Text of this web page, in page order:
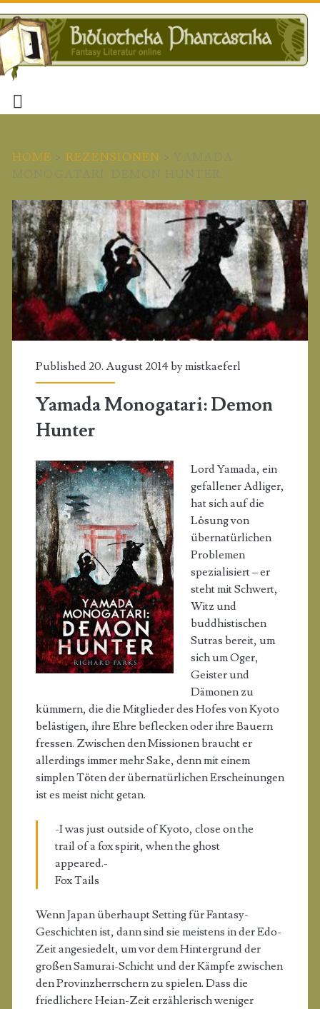
HOME > REZENSIONEN >
Published 20. August 2014 bymistkaeferl
Yamada Monogatari: Demon
Hunter
Lord Yamada, ein
gefallener Adliger,
hat sich auf die
Lösung von
übernatürlichen
Problemen
spezialisiert – er
steht mit Schwert,
Witz und
buddhistischen
Sutras bereit, um
sich um Oger,
Geister und
Dämonen zu
kümmern, die die Mitglieder des Hofes von Kyoto
belästigen, ihre Ehre beflecken oder ihre Bauern
fressen. Zwischen den Missionen braucht er
allerdings immer mehr Sake, denn mit einem
simplen Töten der übernatürlichen Erscheinungen
ist es meist nicht getan.
-I was just outside of Kyoto, close on the
trail of a fox spirit, when the ghost
appeared.-
Fox Tails
Wenn Japan überhaupt Setting für Fantasy-
Geschichten ist, dann sind sie meistens in der Edo-
Zeit angesiedelt, um vor dem Hintergrund der
großen Samurai-Schicht und der Kämpfe zwischen
den Provinzherrschern zu spielen. Dass die
friedlichere Heian-Zeit erzählerisch weniger